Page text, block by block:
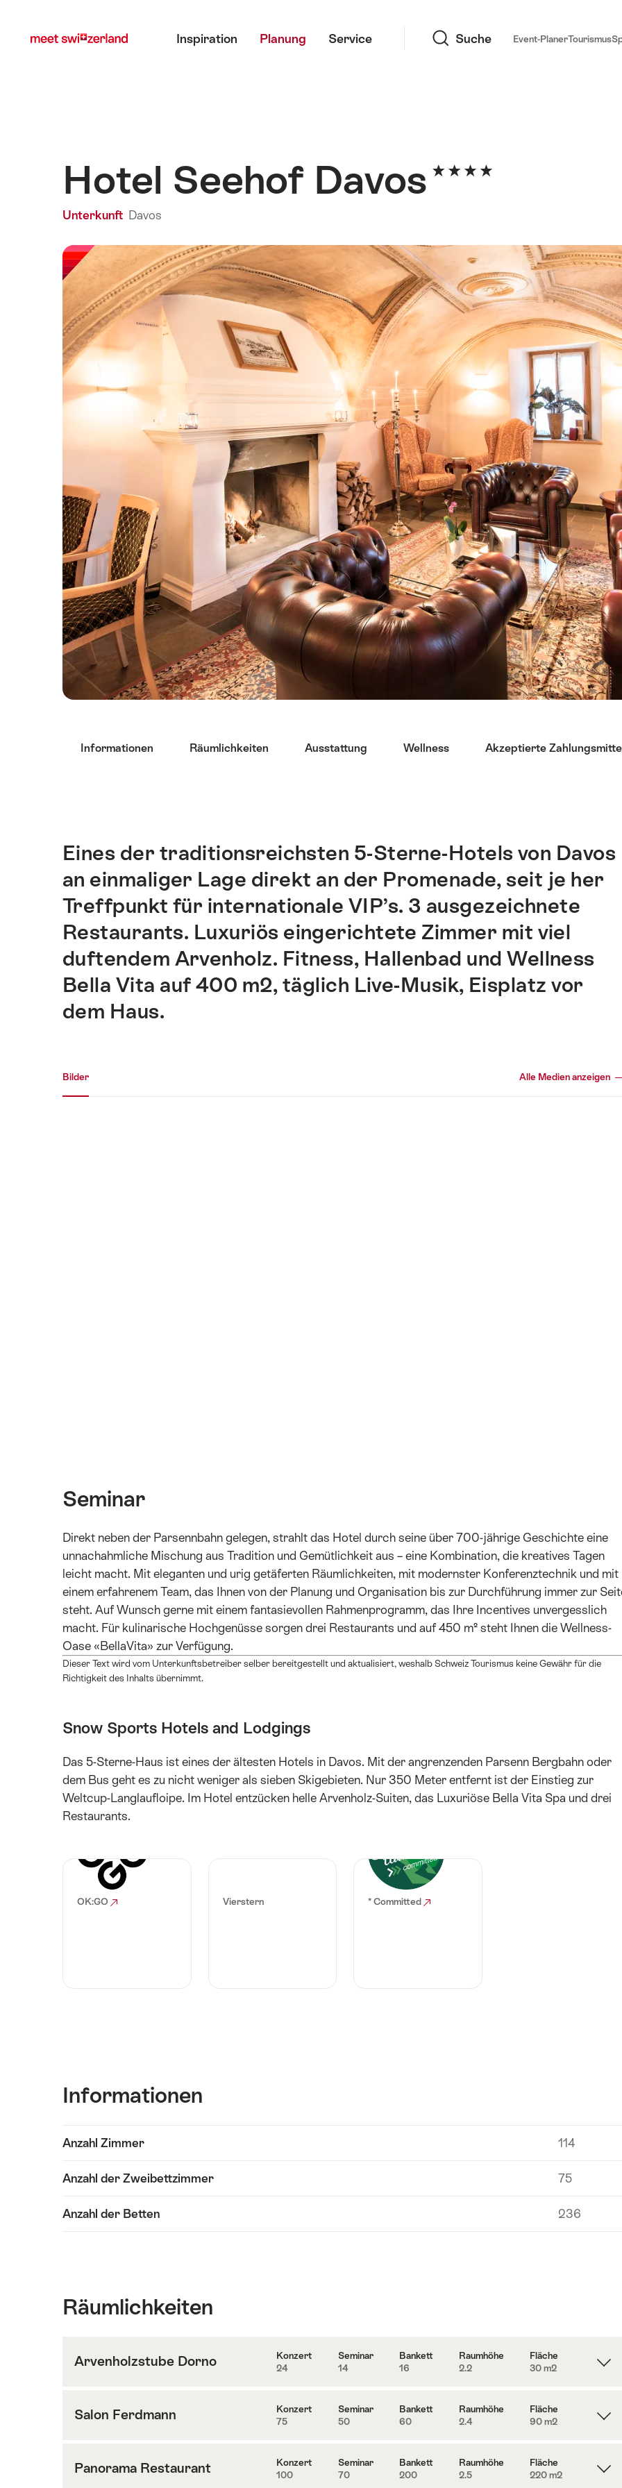
myswitzerland.com
Inspiration Planung Service Suche Event-PlanerTourismus
Hotel Seehof Davos
Unterkunft Davos
Ankerpunkten
auf
dieser
Seite
führen.
Informationen Räumlichkeiten Ausstattung Wellness Akzeptierte
Einleitung
Eines der traditionsreichsten 5-Sterne-Hotels von Davos
an einmaliger Lage direkt an der Promenade, seit je her
Treffpunkt für internationale VIP’s. 3 ausgezeichnete
Restaurants. Luxuriös eingerichtete Zimmer mit viel
duftendem Arvenholz. Fitness, Hallenbad und Wellness
Bella Vita auf 400 m2, täglich Live-Musik, Eisplatz vor
dem Haus.
Bilder Alle Medien anzeigen
Seminar
Direkt neben der Parsennbahn gelegen, strahlt das Hotel durch seine über 700-jährige Geschichte eine
unnachahmliche Mischung aus Tradition und Gemütlichkeit aus – eine Kombination, die kreatives Tagen
leicht macht. Mit eleganten und urig getäferten Räumlichkeiten, mit modernster Konferenztechnik und mit
einem erfahrenem Team, das Ihnen von der Planung und Organisation bis zur Durchführung immer zur
steht. Auf Wunsch gerne mit einem fantasievollen Rahmenprogramm, das Ihre Incentives unvergesslich
macht. Für kulinarische Hochgenüsse sorgen drei Restaurants und auf 450 m² steht Ihnen die Wellness-
Oase «BellaVita» zur Verfügung.
Dieser Text wird vom Unterkunftsbetreiber selber bereitgestellt und aktualisiert, weshalb Schweiz Tourismus keine Gewähr für die
Richtigkeit des Inhalts übernimmt.
Snow Sports Hotels and Lodgings
Das 5-Sterne-Haus ist eines der ältesten Hotels in Davos. Mit der angrenzenden Parsenn Bergbahn oder
dem Bus geht es zu nicht weniger als sieben Skigebieten. Nur 350 Meter entfernt ist der Einstieg zur
Weltcup-Langlaufloipe. Im Hotel entzücken helle Arvenholz-Suiten, das Luxuriöse Bella Vita Spa und drei
Restaurants.
OK:GO Vierstern * Committed
Informationen
Anzahl Zimmer 114
Anzahl der Zweibettzimmer 75
Anzahl der Betten 236
Räumlichkeiten
Arvenholzstube Dorno
Inhalte
Arvenholzstube
Konzert
24
Seminar
14
Bankett
16
Raumhöhe
2.2
Fläche
30 m2
Salon Ferdmann
Inhalte
Salon
Konzert
75
Seminar
50
Bankett
60
Raumhöhe
2.4
Fläche
90 m2
Panorama Restaurant
Inhalte
Konzert
100
Seminar
70
Bankett
200
Raumhöhe
2.5
Fläche
220 m2